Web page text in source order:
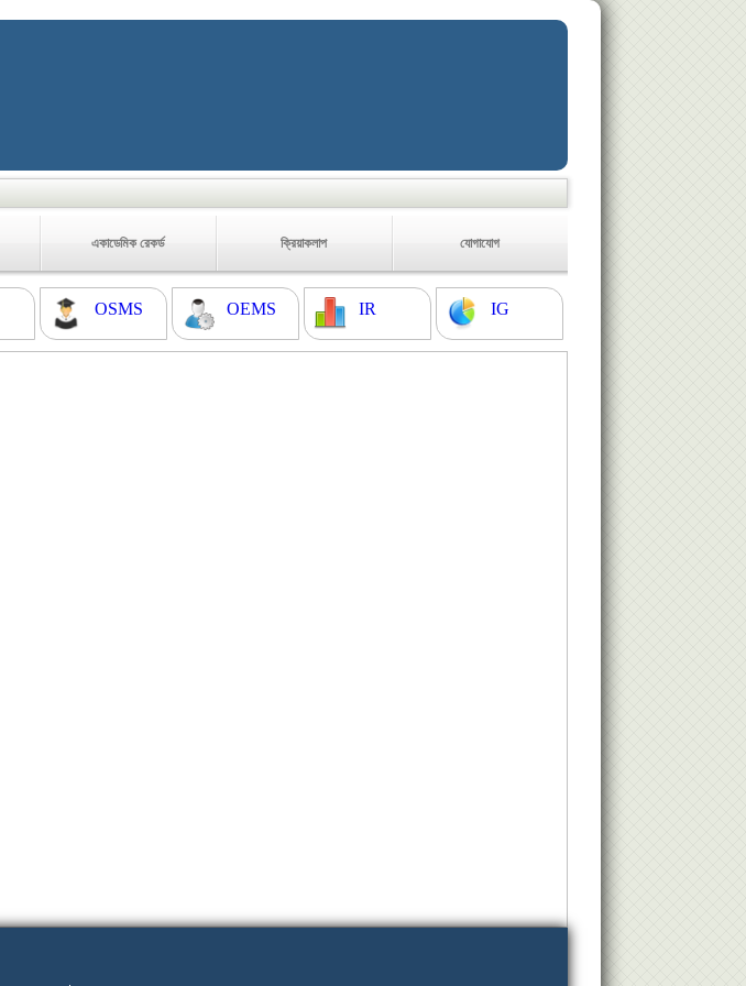
একাডেমিক রেকর্ড ক্রিয়াকলাপ যোগাযোগ
OSMS OEMS IR IG